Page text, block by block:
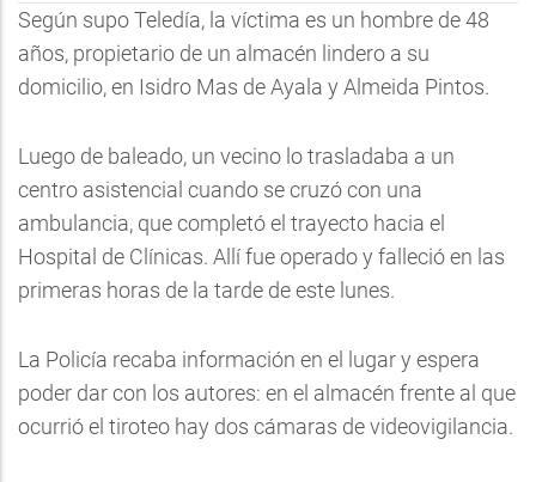
Según supo Teledía, la víctima es un hombre de 48
años, propietario de un almacén lindero a su
domicilio, en Isidro Mas de Ayala y Almeida Pintos.
Luego de baleado, un vecino lo trasladaba a un
centro asistencial cuando se cruzó con una
ambulancia, que completó el trayecto hacia el
Hospital de Clínicas. Allí fue operado y falleció en las
primeras horas de la tarde de este lunes.
La Policía recaba información en el lugar y espera
poder dar con los autores: en el almacén frente al que
ocurrió el tiroteo hay dos cámaras de videovigilancia.